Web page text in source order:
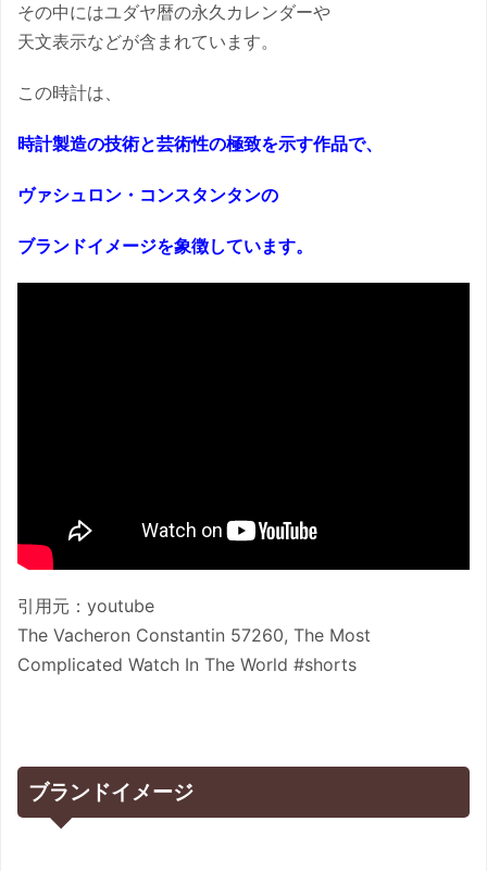
その中にはユダヤ暦の永久カレンダーや
天文表示などが含まれています。
この時計は、
時計製造の技術と芸術性の極致を示す作品で、
ヴァシュロン・コンスタンタンの
ブランドイメージを象徴しています。
引用元：youtube
The Vacheron Constantin 57260, The Most
Complicated Watch In The World #shorts
ブランドイメージ